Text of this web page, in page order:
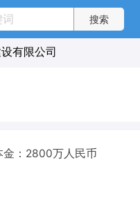
有限公司
金：2800万人民币